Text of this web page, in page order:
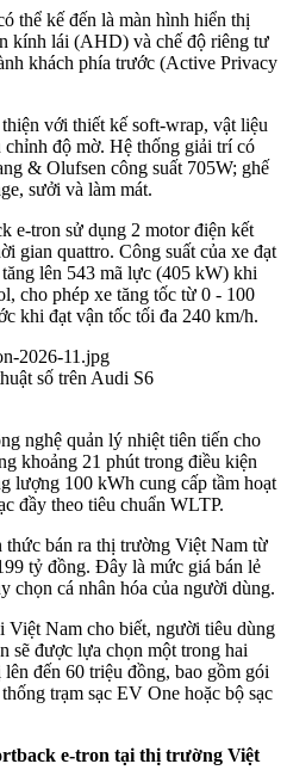
thể kế đến là màn hình hiển thị
kính lái (AHD) và chế độ riêng tư
khách phía trước (Active Privacy
với thiết kế soft-wrap, vật liệu
chỉnh độ mờ. Hệ thống giải trí có
& Olufsen công suất 705W; ghế
sưởi và làm mát.
e-tron sử dụng 2 motor điện kết
gian quattro. Công suất của xe đạt
lên 543 mã lực (405 kW) khi
cho phép xe tăng tốc từ 0 - 100
khi đạt vận tốc tối đa 240 km/h.
số trên Audi S6
nghệ quản lý nhiệt tiên tiến cho
khoảng 21 phút trong điều kiện
lượng 100 kWh cung cấp tầm hoạt
đầy theo tiêu chuẩn WLTP.
bán ra thị trường Việt Nam từ
tỷ đồng. Đây là mức giá bán lẻ
chọn cá nhân hóa của người dùng.
Việt Nam cho biết, người tiêu dùng
sẽ được lựa chọn một trong hai
đến 60 triệu đồng, bao gồm gói
trạm sạc EV One hoặc bộ sạc
e-tron tại thị trường Việt